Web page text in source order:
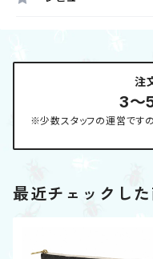
注
3〜
※少数スタッフの運営です
最近チェックし